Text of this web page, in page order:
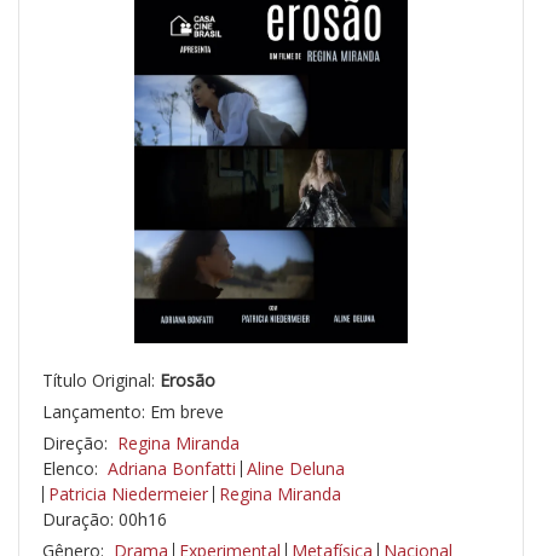
Título Original: Erosão
Lançamento: Em breve
Direção: Regina Miranda
Elenco: Adriana Bonfatti Aline Deluna
Patricia Niedermeier Regina Miranda
Duração: 00h16
Gênero: Drama Experimental Metafísica Nacional